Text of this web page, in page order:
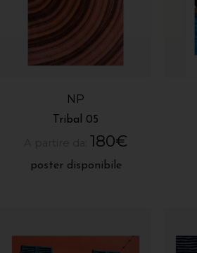
NP
Tribal 05
180€
poster disponibile